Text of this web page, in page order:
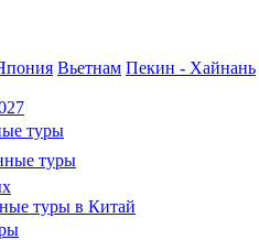
Вьетнам Пекин - Хайнань
туры
туры
туры в Китай